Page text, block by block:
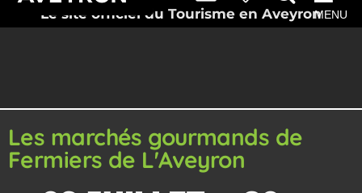
Le site officiel du Tourisme en AveyronMENU
Les marchés gourmands de
Fermiers de L'Aveyron